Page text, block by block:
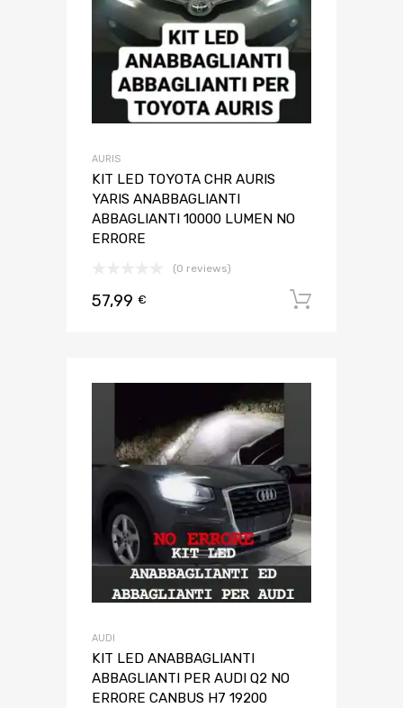
AURIS
KIT LED TOYOTA CHR AURIS
YARIS ANABBAGLIANTI
ABBAGLIANTI 10000 LUMEN NO
ERRORE
(0 reviews)
57,99 €
AUDI
KIT LED ANABBAGLIANTI
ABBAGLIANTI PER AUDI Q2 NO
ERRORE CANBUS H7 19200